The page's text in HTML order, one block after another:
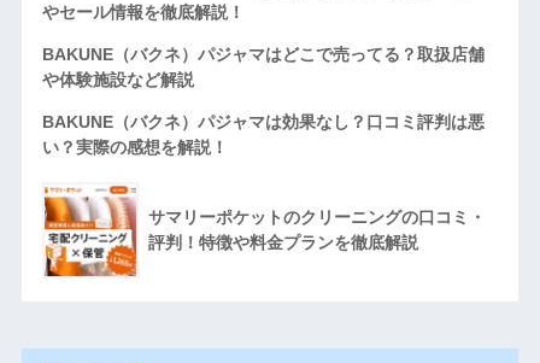
やセール情報を徹底解説！
BAKUNE（バクネ）パジャマはどこで売ってる？取扱店舗
や体験施設など解説
BAKUNE（バクネ）パジャマは効果なし？口コミ評判は悪
い？実際の感想を解説！
サマリーポケットのクリーニングの口コミ・
評判！特徴や料金プランを徹底解説